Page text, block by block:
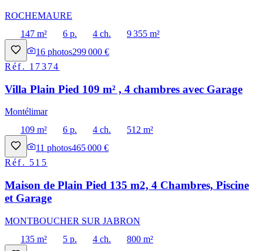
ROCHEMAURE
147 m²
6 p. 4 ch.
9 355 m²
16 photos299 000 €
Réf. 17374
Villa Plain Pied 109 m² , 4 chambres avec Garage
Montélimar
109 m²
6 p. 4 ch.
512 m²
11 photos465 000 €
Réf. 515
Maison de Plain Pied 135 m2, 4 Chambres, Piscine
et Garage
MONTBOUCHER SUR JABRON
135 m²
5 p. 4 ch.
800 m²